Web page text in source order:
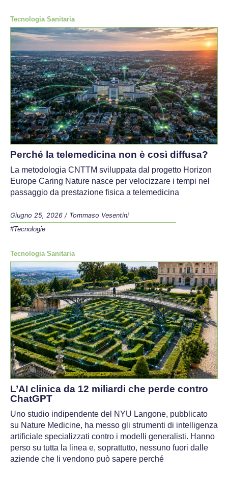
Tecnologia Sanitaria
Perché la telemedicina non è così diffusa?
La metodologia CNTTM sviluppata dal progetto Horizon
Europe Caring Nature nasce per velocizzare i tempi nel
passaggio da prestazione fisica a telemedicina
Giugno 25, 2026 / Tommaso Vesentini
#Tecnologie
Tecnologia Sanitaria
L’AI clinica da 12 miliardi che perde contro
ChatGPT
Uno studio indipendente del NYU Langone, pubblicato
su Nature Medicine, ha messo gli strumenti di intelligenza
artificiale specializzati contro i modelli generalisti. Hanno
perso su tutta la linea e, soprattutto, nessuno fuori dalle
aziende che li vendono può sapere perché